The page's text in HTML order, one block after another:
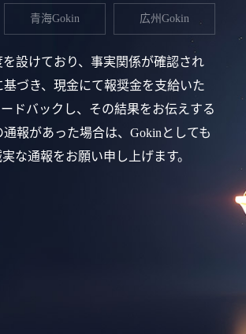
青海Gokin 広州Gokin
設けており、事実関係が確認され
づき、現金にて報奨金を支給いた
ドバックし、その結果をお伝えする
報があった場合は、Gokinとしても
な通報をお願い申し上げます。